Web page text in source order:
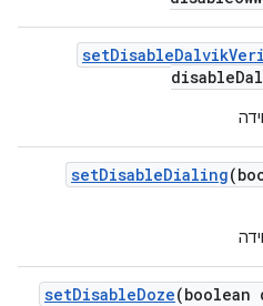
setDisableDalvik
disable
setDisableDialing
setDisableDoze(boolean